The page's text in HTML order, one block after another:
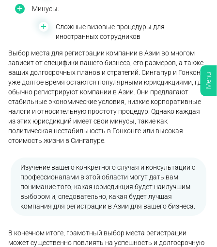
Минусы:
Сложные визовые процедуры для
иностранных сотрудников
Выбор места для регистрации компании в Азии во многом
зависит от специфики вашего бизнеса, его размеров, а также
ваших долгосрочных планов и стратегий. Сингапур и Гонконг
уже долгое время остаются популярными юрисдикциями, где
обычно регистрируют компании в Азии. Они предлагают
стабильные экономические условия, низкие корпоративные
налоги и относительную простоту процедур. Однако каждая
из этих юрисдикций имеет свои минусы, такие как
политическая нестабильность в Гонконге или высокая
стоимость жизни в Сингапуре.
Изучение вашего конкретного случая и консультации с
профессионалами в этой области могут дать вам
понимание того, какая юрисдикция будет наилучшим
выбором и, следовательно, какая будет лучшая
компания для регистрации в Азии для вашего бизнеса.
В конечном итоге, грамотный выбор места регистрации
может существенно повлиять на успешность и долгосрочную
Menu